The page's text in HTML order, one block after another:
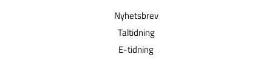
Nyhetsbrev
Taltidning
E-tidning